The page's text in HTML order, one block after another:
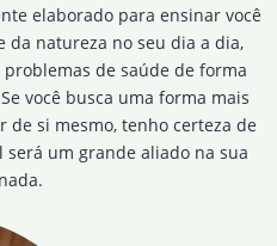
elaborado para ensinar você
da natureza no seu dia a dia,
de saúde de forma
você busca uma forma mais
si mesmo, tenho certeza de
um grande aliado na sua